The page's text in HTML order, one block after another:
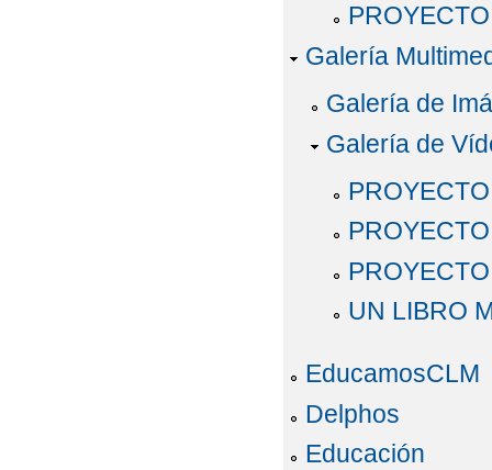
Galería
Galería de
Galería de
UN LIBRO
EducamosCLM
Delphos
Educación